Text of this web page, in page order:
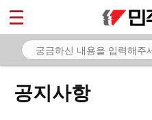
공지사항
마이페이지
소개
- 공지사항